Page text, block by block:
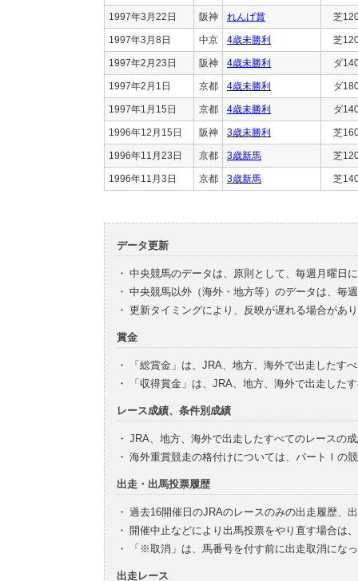
1997年3月22日 阪神 れんげ賞 芝
1997年3月8日 中京 4歳未勝利 芝
1997年2月23日 阪神 4歳未勝利 ダ
1997年2月1日 京都 4歳未勝利 ダ
1997年1月15日 京都 4歳未勝利 ダ
1996年12月15日 阪神 3歳未勝利 芝
1996年11月23日 京都 3歳新馬 芝
1996年11月3日 京都 3歳新馬 芝
データ更新
・ 中央競馬のデータは、原則として、毎週月曜日
・ 中央競馬以外（海外・地方等）のデータは、毎
・ 更新タイミングにより、反映が遅れる場合があ
賞金
・
「総賞金」は、JRA、地方、海外で出走したす
・
「収得賞金」は、JRA、地方、海外で出走した
レース成績、条件別成績
・ JRA、地方、海外で出走したすべてのレースの
・ 海外重賞競走の格付けについては、パートⅠの
出走・出馬投票履歴
・ 過去16開催日のJRAのレースのみの出走履歴、
・ 開催中止などにより出馬投票をやり直す場合は
・
「※取消」は、馬番号を付す前に出走取消にな
出走レース